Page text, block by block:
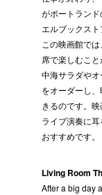
がポートラン
エルブックスト
この映画館で
席で楽しむこ
中海サラダや
をオーダーし
きるのです。
ライブ演奏に
おすすめです。
Living Room
After a big day